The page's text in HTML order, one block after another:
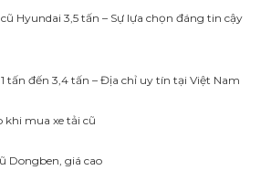
Hyundai 3,5 tấn – Sự lựa chọn đáng tin cậy
tấn đến 3,4 tấn – Địa chỉ uy tín tại Việt Nam
khi mua xe tải cũ
Dongben, giá cao